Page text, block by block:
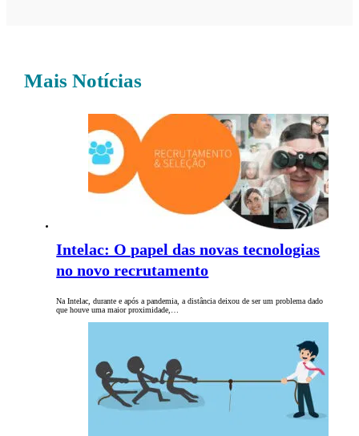
Mais Notícias
Intelac: O papel das novas tecnologias
no novo recrutamento
Na Intelac, durante e após a pandemia, a distância deixou de ser um problema dado
que houve uma maior proximidade,…